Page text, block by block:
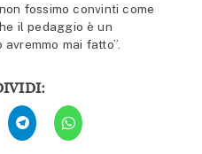
fossimo convinti come
il pedaggio è un
mai fatto”.
Fai
clic
per
condividere
Fai
clic
per